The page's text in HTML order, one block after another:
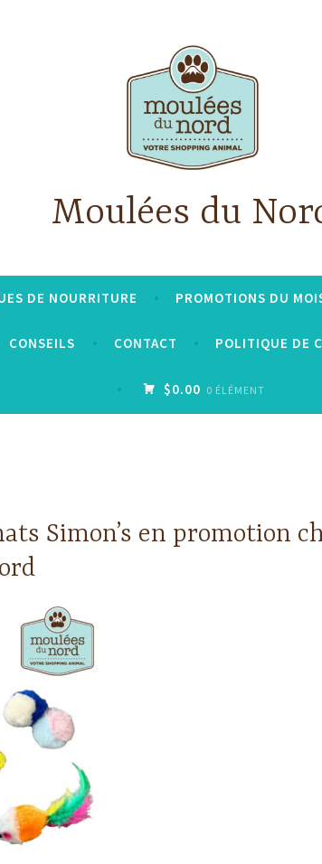
Moulées du
DE NOURRITURE PROMOTIONS DU
CONSEILS CONTACT POLITIQUE DE
$0.00 0 ÉLÉMENT
Simon’s en promotion